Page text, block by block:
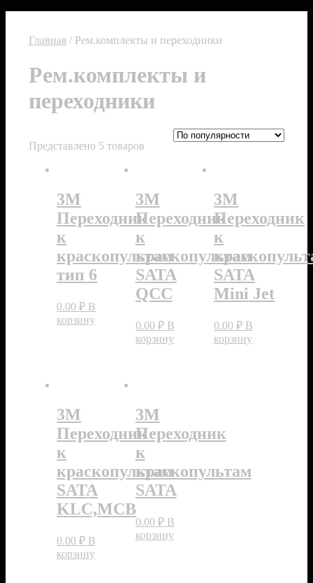
Главная / Рем.комплекты и переходники
Рем.комплекты и
переходники
Представлено 5 товаров
3M
Переходник
к
краскопультам
тип 6
0.00₽ В
корзину
3M
Переходник
к
краскопультам
SATA
QCC
0.00 ₽ В
корзину
3M
Переходник
к
SATA
Mini Jet
0.00₽ В
корзину
3M
Переходник
к
краскопультам
SATA
KLC,MCB
0.00₽ В
корзину
3M
Переходник
к
краскопультам
SATA
0.00 ₽ В
корзину